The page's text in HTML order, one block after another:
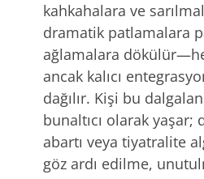
kahkahalara ve
dramatik patlamalara
ağlamalara
ancak kalıcı
dağılır. Kişi bu
bunaltıcı olarak yaşar;
abartı veya tiyatralite
göz ardı edilme,